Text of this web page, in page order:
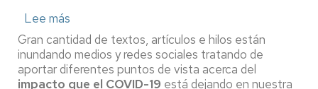
Lee más
Sostenibilidad
empresarial
en
tiempos
de
Gran cantidad de textos, artículos e hilos están
inundando medios y redes sociales tratando de
aportar diferentes puntos de vista acerca del
impacto que el COVID-19 está dejando en nuestra